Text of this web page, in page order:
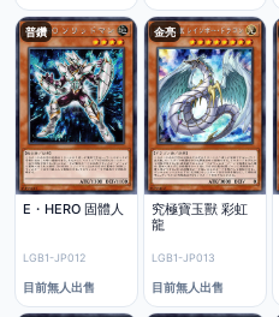
普鑽
E・HERO 固體人
LGB1-JP012
目前無人出售
金亮
究極寶玉獸 彩虹
龍
LGB1-JP013
目前無人出售